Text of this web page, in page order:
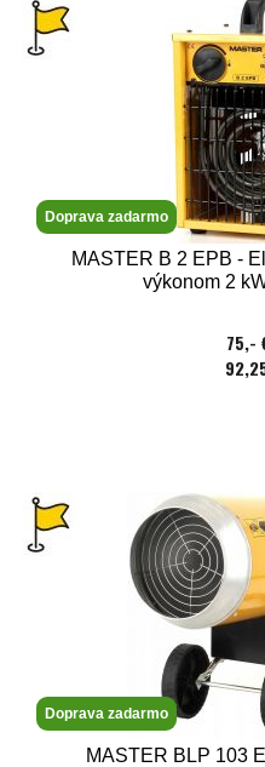
Doprava zadarmo
MASTER B 2 EPB -
výkonom 2
75,-
Doprava zadarmo
MASTER BLP 103